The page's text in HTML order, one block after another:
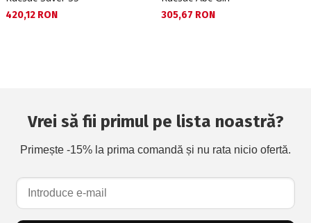
Текуща цена:
420,12 RON Текуща цена:
305,67 RON
Vrei să fii primul pe lista noastră?
Primește -15% la prima comandă și nu rata nicio ofertă.